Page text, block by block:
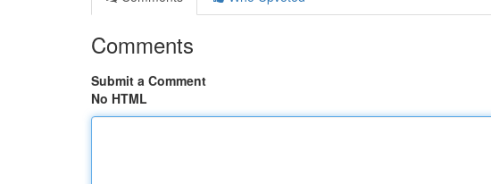
Comments
Submit a Comment
No HTML